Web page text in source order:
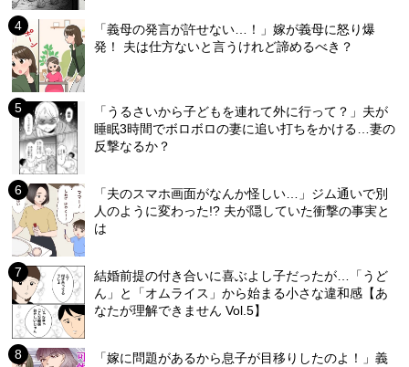
「義母の発言が許せない…！」嫁が義母に怒り爆
発！ 夫は仕方ないと言うけれど諦めるべき？
「うるさいから子どもを連れて外に行って？」夫が
睡眠3時間でボロボロの妻に追い打ちをかける…妻の
反撃なるか？
「夫のスマホ画面がなんか怪しい…」ジム通いで別
人のように変わった!? 夫が隠していた衝撃の事実と
は
結婚前提の付き合いに喜ぶよし子だったが…「うど
ん」と「オムライス」から始まる小さな違和感【あ
なたが理解できません Vol.5】
「嫁に問題があるから息子が目移りしたのよ！」義